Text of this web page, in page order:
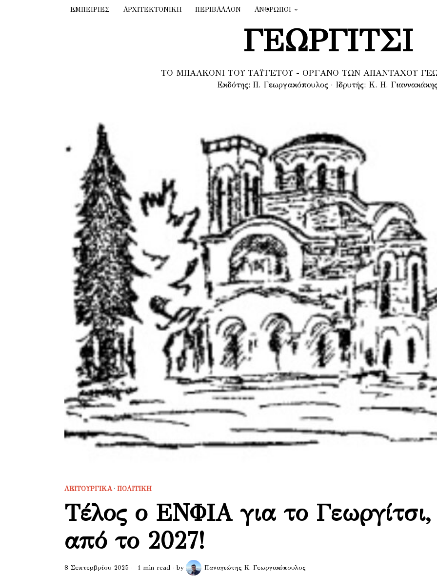
ΕΜΠΕΙΡΙΕΣ ΑΡΧΙΤΕΚΤΟΝΙΚΗ ΠΕΡΙΒΑΛΛΟΝ ΑΝΘΡΩΠΟΙ
ΓΕΩΡΓΙΤΣΙ
ΤΟ ΜΠΑΛΚΟΝΙ ΤΟΥ ΤΑΫΓΕΤΟΥ - ΟΡΓΑΝΟ ΤΩΝ ΑΠΑΝΤΑΧΟΥ
Εκδότης: Π. Γεωργακόπουλος · Ιδρυτής: Κ. Η.
ΛΕΙΤΟΥΡΓΙΚΑ · ΠΟΛΙΤΙΚΗ
Τέλος ο ΕΝΦΙΑ για το Γεωργίτσι,
από το 2027!
8 Σεπτεμβρίου 2025 1 min read by Παναγιώτης Κ. Γεωργακόπουλος